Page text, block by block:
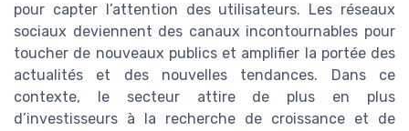
pour capter l’attention des utilisateurs. Les réseaux
sociaux deviennent des canaux incontournables pour
toucher de nouveaux publics et amplifier la portée des
actualités et des nouvelles tendances. Dans ce
contexte, le secteur attire de plus en plus
d’investisseurs à la recherche de croissance et de